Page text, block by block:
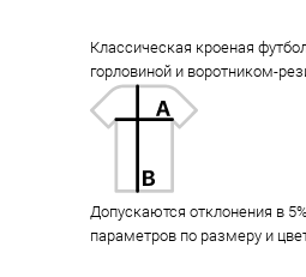
Классическая кроеная
горловиной и воротником-
Допускаются отклонения в
параметров по размеру и